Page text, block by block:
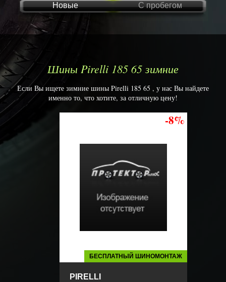
Новые С пробегом
Шины Pirelli 185 65 зимние
Если Вы ищете зимние шины Pirelli 185 65 , у нас Вы найдете
именно то, что хотите, за отличную цену!
-8%
БЕСПЛАТНЫЙ ШИНОМОНТАЖ
PIRELLI